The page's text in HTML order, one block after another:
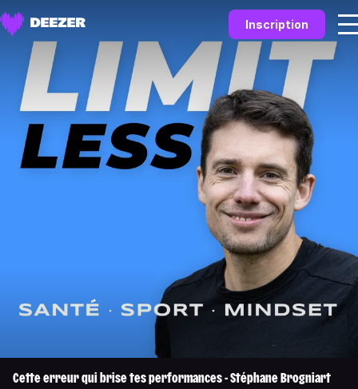
Inscription
Cette erreur qui brise tes performances - Stéphane Brogniart